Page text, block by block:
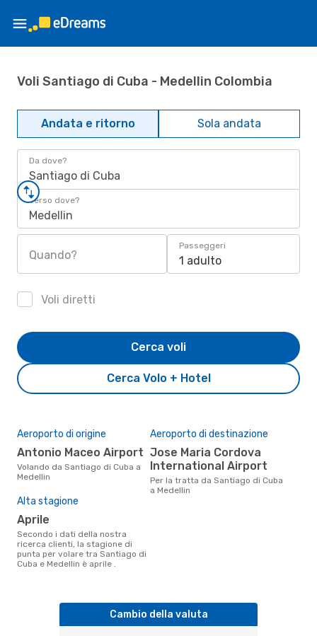
Voli Santiago di Cuba - Medellin Colombia
Andata e ritorno Sola andata
Da dove?
Santiago di Cuba
Verso dove?
Medellin
Quando?
Passeggeri
1 adulto
Voli diretti
Cerca Volo + Hotel
Cerca voli
Aeroporto di origine
Antonio Maceo Airport
Volando da Santiago di Cuba a
Medellin
Aeroporto di destinazione
Jose Maria Cordova
International Airport
Per la tratta da Santiago di Cuba
a Medellin
Alta stagione
aprile
Secondo i dati della nostra
ricerca clienti, la stagione di
punta per volare tra Santiago di
Cuba e Medellin è aprile .
Cambio della valuta